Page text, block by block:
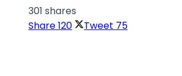
301 shares
Share120 Tweet 75